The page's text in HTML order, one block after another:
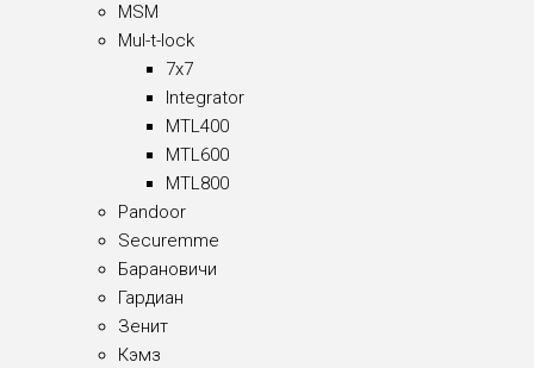
MSM
Mul-t-lock
7x7
Integrator
MTL400
MTL600
MTL800
Pandoor
Securemme
Барановичи
Гардиан
Зенит
Кэмз